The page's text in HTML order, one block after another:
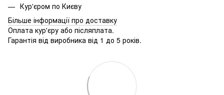
Кур'єром по Києву
Більше інформації про доставку
Оплата кур'єру або післяплата.
Гарантія від виробника від 1 до 5 років.